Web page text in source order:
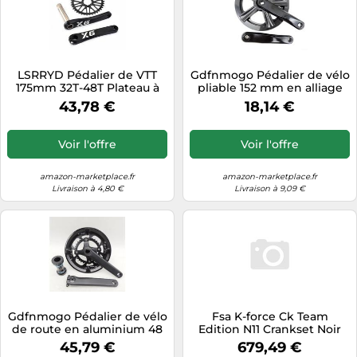
LSRRYD Pédalier de VTT
175mm 32T-48T Plateau à
Montage Direct 8-12S
43,78 €
Voir l'offre
amazon-marketplace.fr
Livraison à 4,80 €
Gdfnmogo Pédalier de vélo
pliable 152 mm en alliage
d'aluminium 32T 48T 52T
forgé à froid pour pièces de
18,14 €
Voir l'offre
amazon-marketplace.fr
Livraison à 9,09 €
Gdfnmogo Pédalier de vélo
de route en aluminium 48
32 dents pour système
45,79 €
Fsa K-force Ck Team
Edition N11 Crankset Noir
165 mm / 48/32t
679,49 €